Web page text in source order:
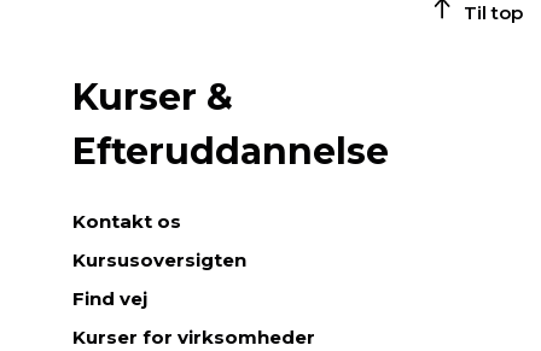
Til top
Kurser &
Efteruddannelse
Kontakt os
Kursusoversigten
Find vej
Kurser for virksomheder